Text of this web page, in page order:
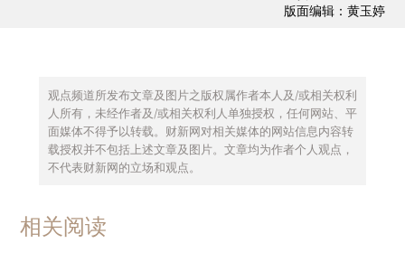
版面编辑：黄玉婷
观点频道所发布文章及图片之版权属作者本人及/或相关权利
人所有，未经作者及/或相关权利人单独授权，任何网站、平
面媒体不得予以转载。财新网对相关媒体的网站信息内容转
载授权并不包括上述文章及图片。文章均为作者个人观点，
不代表财新网的立场和观点。
相关阅读